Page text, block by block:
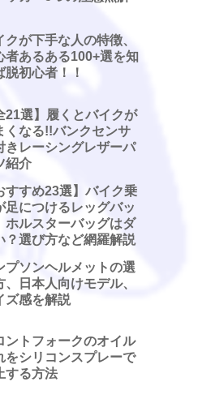
クが下手な人の特徴、
者あるある100+選を知
脱初心者！！
21選】履くとバイクが
くなる!!バンクセンサ
きレーシングレザーパ
紹介
すすめ23選】バイク乗
足につけるレッグバッ
ホルスターバッグはダ
？選び方など網羅解説
プソンヘルメットの選
、日本人向けモデル、
ズ感を解説
ントフォークのオイル
をシリコンスプレーで
する方法